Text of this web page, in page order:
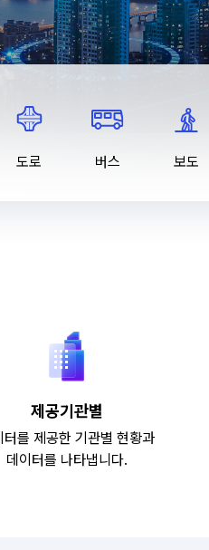
도로 버스 보도
제공기관별
터를 제공한 기관별 현황과
데이터를 나타냅니다.